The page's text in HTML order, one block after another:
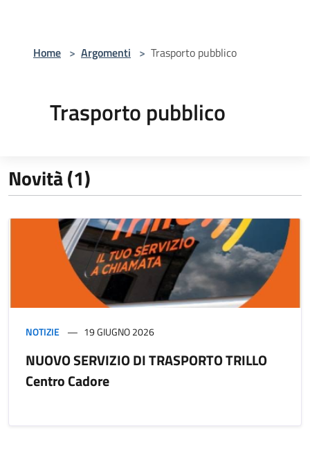
Home > Argomenti > Trasporto pubblico
Trasporto pubblico
Novità (1)
NOTIZIE 19 GIUGNO 2026
NUOVO SERVIZIO DI TRASPORTO TRILLO
Centro Cadore